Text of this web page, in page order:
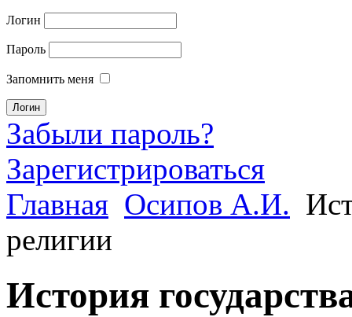
Логин
Пароль
Запомнить меня
Забыли пароль?
Зарегистрироваться
Главная Осипов А.И.
религии
История